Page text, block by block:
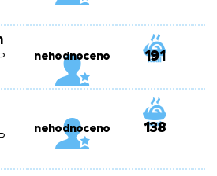
nehodnoceno 191
nehodnoceno 138